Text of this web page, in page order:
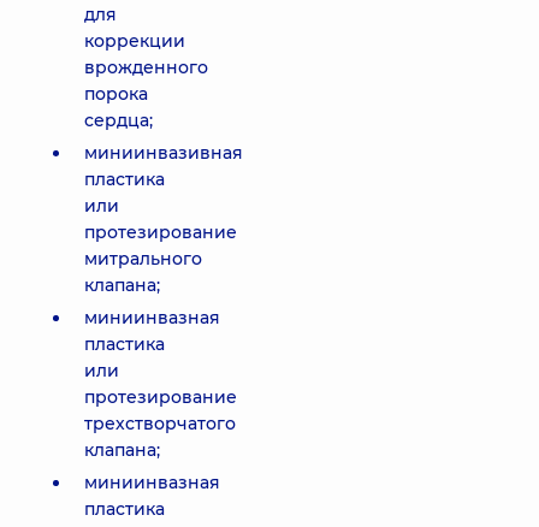
для
коррекции
врожденного
порока
сердца;
миниинвазивная
пластика
или
протезирование
митрального
клапана;
миниинвазная
пластика
или
протезирование
трехстворчатого
клапана;
миниинвазная
пластика